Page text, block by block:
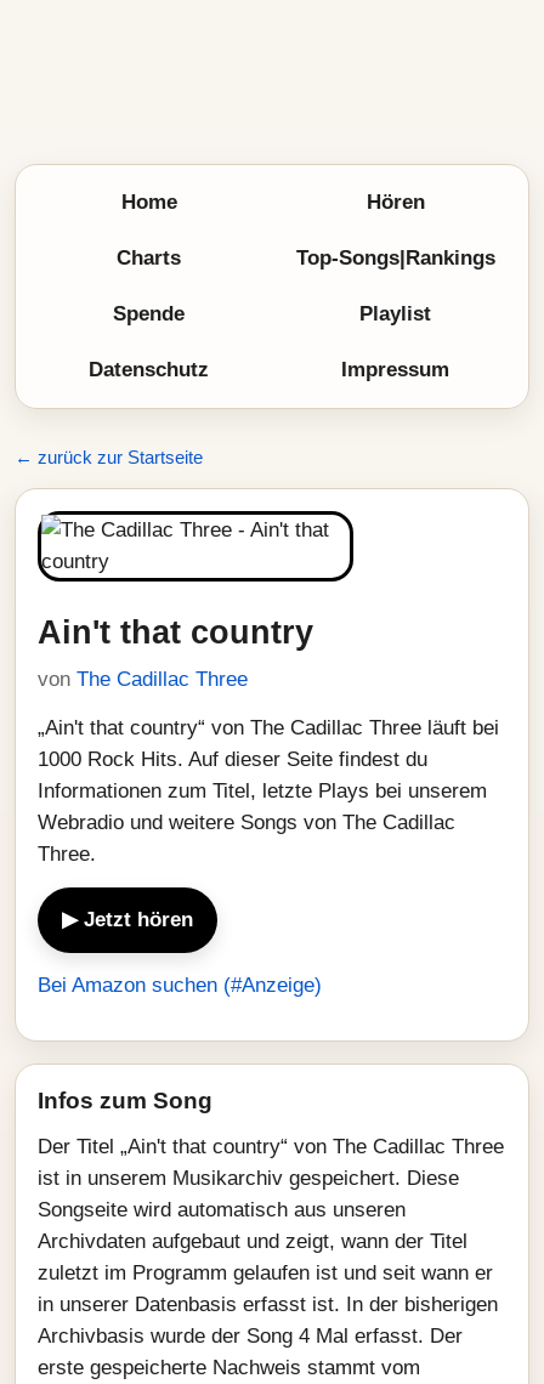
Home Hören
Charts Top-Songs|Rankings
Spende Playlist
Datenschutz Impressum
← zurück zur Startseite
Ain't that country
von The Cadillac Three
„Ain't that country“ von The Cadillac Three läuft bei
1000 Rock Hits. Auf dieser Seite findest du
Informationen zum Titel, letzte Plays bei unserem
Webradio und weitere Songs von The Cadillac
Three.
▶ Jetzt hören
Bei Amazon suchen (#Anzeige)
Infos zum Song
Der Titel „Ain't that country“ von The Cadillac Three
ist in unserem Musikarchiv gespeichert. Diese
Songseite wird automatisch aus unseren
Archivdaten aufgebaut und zeigt, wann der Titel
zuletzt im Programm gelaufen ist und seit wann er
in unserer Datenbasis erfasst ist. In der bisherigen
Archivbasis wurde der Song 4 Mal erfasst. Der
erste gespeicherte Nachweis stammt vom